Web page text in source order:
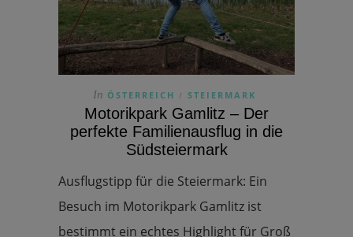
In ÖSTERREICH / STEIERMARK
Motorikpark Gamlitz – Der
perfekte Familienausflug in die
Südsteiermark
Ausflugstipp für die Steiermark: Ein
Besuch im Motorikpark Gamlitz ist
bestimmt ein echtes Highlight für Groß